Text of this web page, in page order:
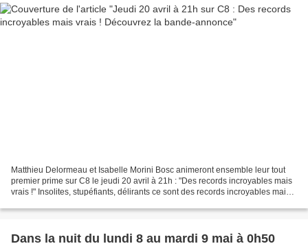
Matthieu Delormeau et Isabelle Morini Bosc animeront ensemble leur tout
premier prime sur C8 le jeudi 20 avril à 21h : "Des records incroyables mais
vrais !" Insolites, stupéfiants, délirants ce sont des records incroyables mais
Dans la nuit du lundi 8 au mardi 9 mai à 0h50